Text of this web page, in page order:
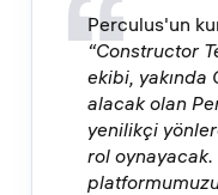
Perculus'un
“Constructor
ekibi, yakında
alacak olan
yenilikçi
rol oynayacak.